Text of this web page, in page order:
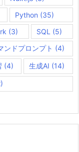
Python (35)
(3) SQL (5)
ンドプロンプト (4)
(4) 生成AI (14)